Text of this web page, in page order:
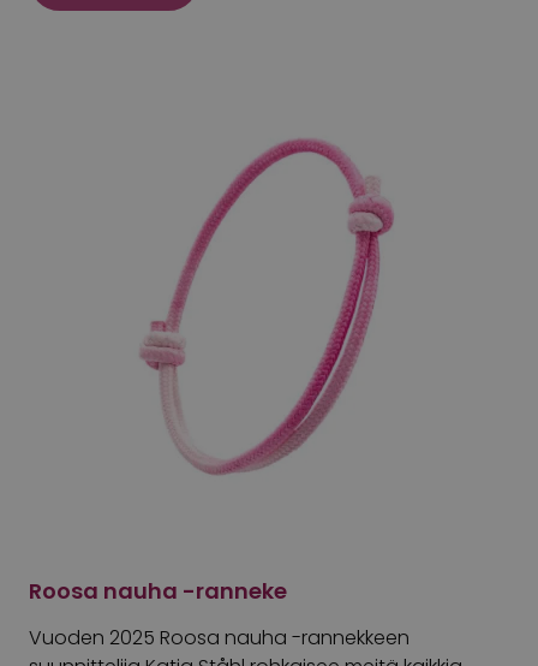
Roosa nauha -ranneke
Vuoden 2025 Roosa nauha -rannekkeen